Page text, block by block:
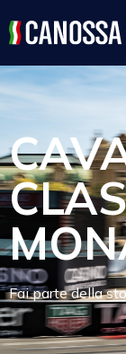
Fai parte della